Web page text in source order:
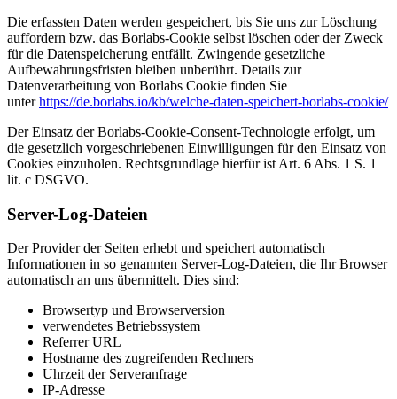
Die erfassten Daten werden gespeichert, bis Sie uns zur Löschung
auffordern bzw. das Borlabs-Cookie selbst löschen oder der Zweck
für die Datenspeicherung entfällt. Zwingende gesetzliche
Aufbewahrungsfristen bleiben unberührt. Details zur
Datenverarbeitung von Borlabs Cookie finden Sie
unterhttps://de.borlabs.io/kb/welche-daten-speichert-borlabs-cookie/
Der Einsatz der Borlabs-Cookie-Consent-Technologie erfolgt, um
die gesetzlich vorgeschriebenen Einwilligungen für den Einsatz von
Cookies einzuholen. Rechtsgrundlage hierfür ist Art. 6 Abs. 1 S. 1
lit. c DSGVO.
Server-Log-Dateien
Der Provider der Seiten erhebt und speichert automatisch
Informationen in so genannten Server-Log-Dateien, die Ihr Browser
automatisch an uns übermittelt. Dies sind:
Browsertyp und Browserversion
verwendetes Betriebssystem
Referrer URL
Hostname des zugreifenden Rechners
Uhrzeit der Serveranfrage
IP-Adresse